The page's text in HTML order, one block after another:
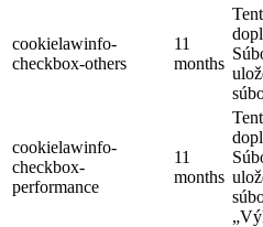
cookielawinfo-
checkbox-others
11
months
cookielawinfo-
checkbox-
performance
11
months